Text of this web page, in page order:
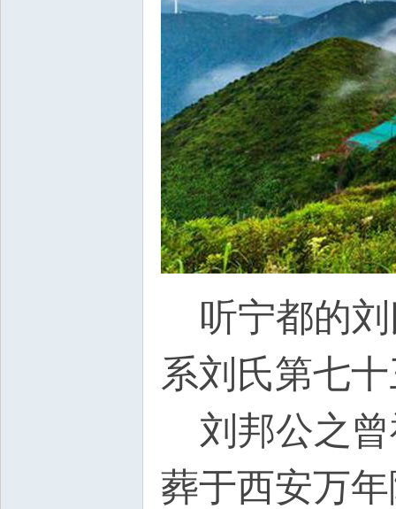
听宁都的刘
系刘氏第七
刘邦公之曾
葬于西安万